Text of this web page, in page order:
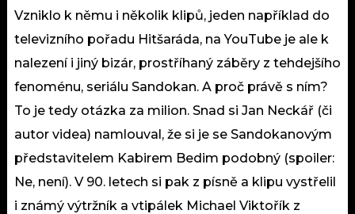
Vzniklo k němu i několik klipů, jeden například do
televizního pořadu Hitšaráda, na YouTube je ale k
nalezení i jiný bizár, prostříhaný záběry z tehdejšího
fenoménu, seriálu Sandokan. A proč právě s ním?
To je tedy otázka za milion. Snad si Jan Neckář (či
autor videa) namlouval, že si je se Sandokanovým
představitelem Kabirem Bedim podobný (spoiler:
Ne, není). V 90. letech si pak z písně a klipu vystřelil
i známý výtržník a vtipálek Michael Viktořík z